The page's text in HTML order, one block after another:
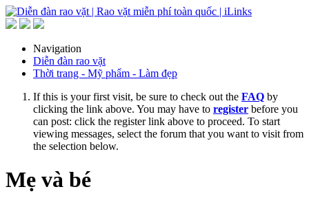
Navigation
Diễn đàn rao vặt
Thời trang - Mỹ phẩm - Làm đẹp
If this is your first visit, be sure to check out the FAQ by
clicking the link above. You may have to register before you
can post: click the register link above to proceed. To start
viewing messages, select the forum that you want to visit from
the selection below.
Mẹ và bé